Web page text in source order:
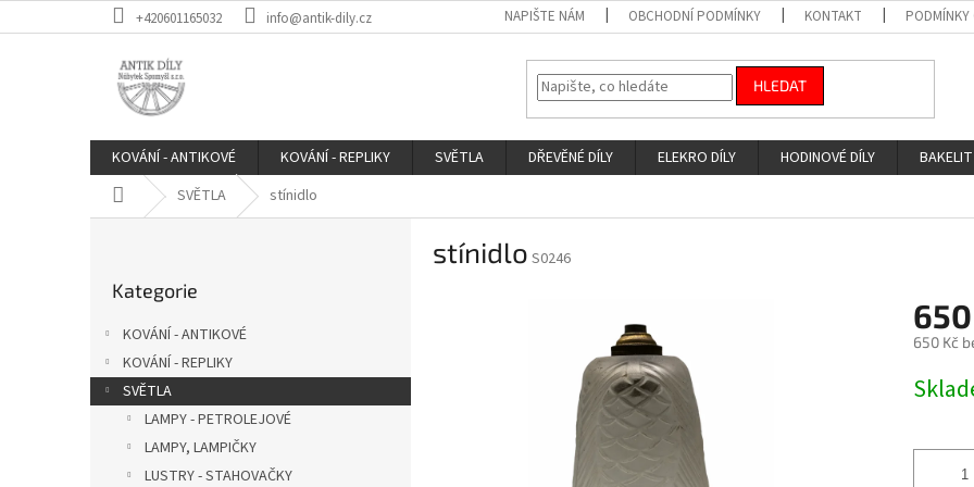
na
+420601165032 info@antik-dily.cz NAPIŠTE NÁM OBCHODNÍ PODMÍNKY KONTAKT PODMÍNKY
HLEDAT
KOVÁNÍ - ANTIKOVÉ KOVÁNÍ - REPLIKY SVĚTLA DŘEVĚNÉ DÍLY ELEKRO DÍLY HODINOVÉ DÍLY BAKELIT
Domů SVĚTLA stínidlo
n
kategorie
Kategorie
KOVÁNÍ - ANTIKOVÉ
KOVÁNÍ - REPLIKY
SVĚTLA
LAMPY - PETROLEJOVÉ
LAMPY, LAMPIČKY
LUSTRY - STAHOVAČKY
stínidlo S0246
650 Kč
cena: